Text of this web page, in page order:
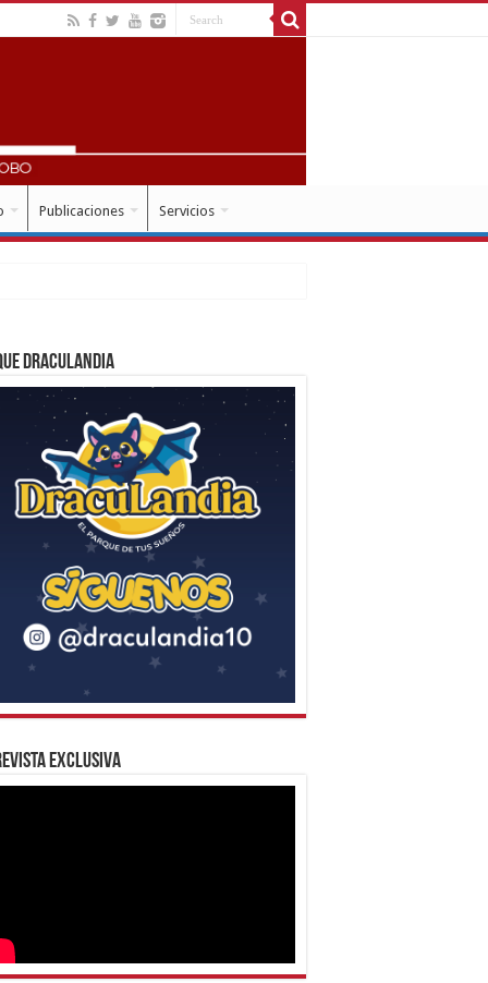
Publicaciones Servicios
Draculandia
Exclusiva